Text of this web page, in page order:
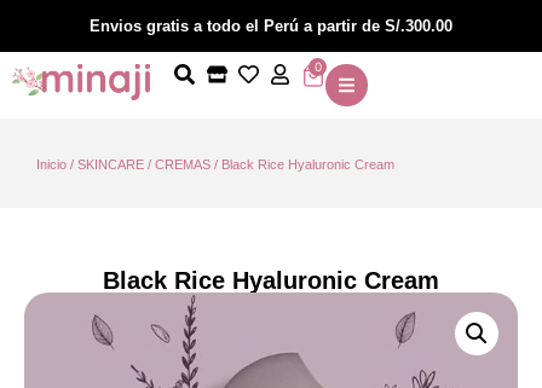
Envios gratis a todo el Perú a partir de S/.300.00
0
Inicio / SKINCARE / CREMAS / Black Rice Hyaluronic Cream
Black Rice Hyaluronic Cream